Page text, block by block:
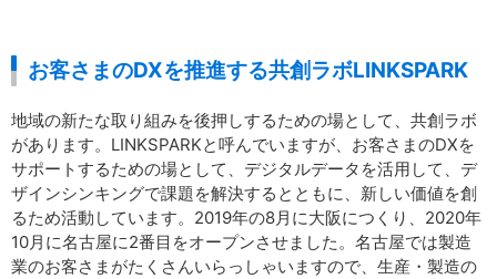
お客さまのDXを推進する共創ラボLINKSPARK
地域の新たな取り組みを後押しするための場として、共創ラボ
があります。LINKSPARKと呼んでいますが、お客さまのDXを
サポートするための場として、デジタルデータを活用して、デ
ザインシンキングで課題を解決するとともに、新しい価値を創
るため活動しています。2019年の8月に大阪につくり、2020年
10月に名古屋に2番目をオープンさせました。名古屋では製造
業のお客さまがたくさんいらっしゃいますので、生産・製造の